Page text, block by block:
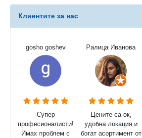
Клиентите за нас
gosho goshev
Супер
професионалисти!
Имах проблем с
Ралица Иванова
Цените са ок,
удобна локация и
богат асортимент от